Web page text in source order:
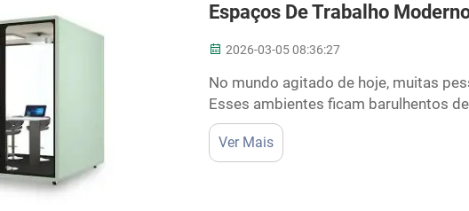
Espaços De Trabalho
2026-03-05 08:36:27
No mundo agitado de hoje, muitas
Esses ambientes ficam barulhentos
sons. É por isso que as cabines
atualmente. A Cyspace fabrica essas
melhor...
Ver Mais